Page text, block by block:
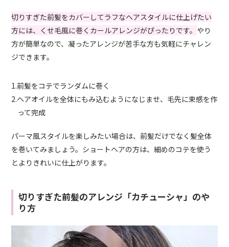
切りすぎた前髪をカバーしてラフなヘアスタイルに仕上げたい
方には、くせ毛風に巻くカールアレンジがぴったりです。 やり
方が簡単なので、凝ったアレンジが苦手な方も気軽にチャレン
ジできます。
1.前髪をコテでランダムに巻く
2.ヘアオイルを全体にもみ込むようになじませ、毛先に束感を作
って完成
パーマ風スタイルを楽しみたい場合は、前髪だけでなく髪全体
を巻いてみましょう。ショートヘアの方は、細めのコテを使う
とよりきれいに仕上がります。
切りすぎた前髪のアレンジ「カチューシャ」のや
り方